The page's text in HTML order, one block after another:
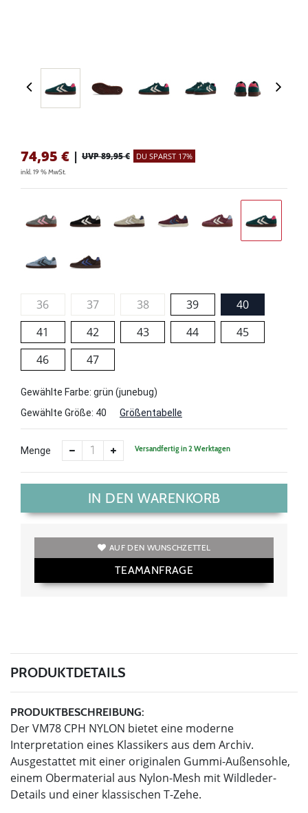
74,95 € | UVP 89,95 € DU SPARST 17%
inkl. 19 % MwSt.
36 37 38 39
40
41
42 43 44
45
46
47
Gewählte Farbe: grün (junebug)
Gewählte Größe: 40 Größentabelle
Menge Versandfertig in 2 Werktagen
IN DEN WARENKORB
AUF DEN WUNSCHZETTEL
TEAMANFRAGE
PRODUKTDETAILS
PRODUKTBESCHREIBUNG:
Der VM78 CPH NYLON bietet eine moderne
Interpretation eines Klassikers aus dem Archiv.
Ausgestattet mit einer originalen Gummi-Außensohle,
einem Obermaterial aus Nylon-Mesh mit Wildleder-
Details und einer klassischen T-Zehe.